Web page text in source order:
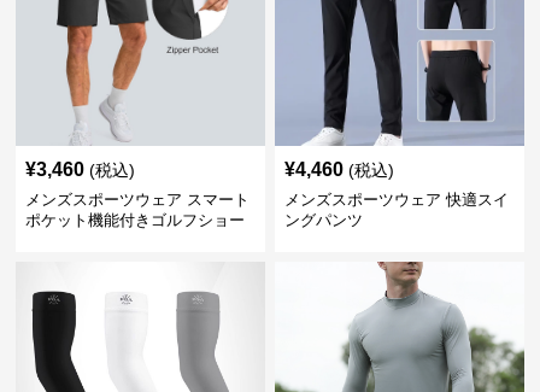
¥3,460 (税込)
メンズスポーツウェア スマート
ポケット機能付きゴルフショー
¥4,460 (税込)
メンズスポーツウェア 快適スイ
ングパンツ